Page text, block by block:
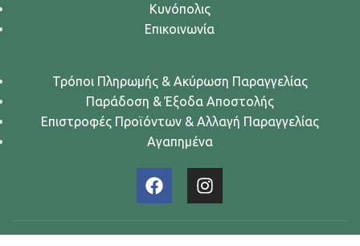
Κυνόπολις
Επικοινωνία
Τρόποι Πληρωμής & Ακύρωση Παραγγελίας
Παράδοση & Έξοδα Αποστολής
Επιστροφές Προϊόντων & Αλλαγή Παραγγελίας
Αγαπημένα